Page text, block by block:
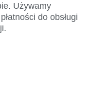
Używamy
do obsługi